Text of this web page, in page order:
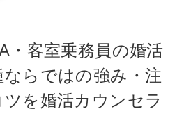
・客室乗務員の婚活
ならではの強み・注
を婚活カウンセラ